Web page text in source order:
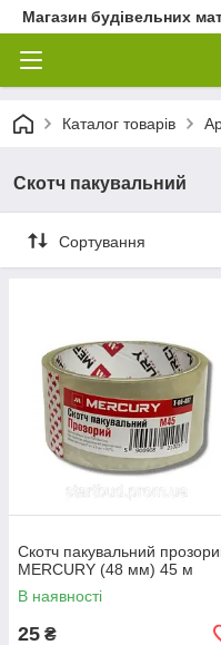
Магазин будівельних
Каталог товарів
Скотч пакувальний
Сортування
Скотч пакувальний
MERCURY (48 мм) 45 м
В наявності
25 ₴